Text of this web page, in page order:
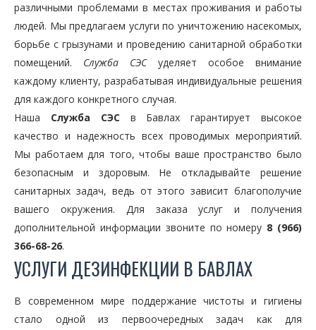
различными проблемами в местах проживания и работы
людей. Мы предлагаем услуги по уничтожению насекомых,
борьбе с грызунами и проведению санитарной обработки
помещений. Служба СЭСуделяет особое внимание
каждому клиенту, разрабатывая индивидуальные решения
для каждого конкретного случая.
Наша Служба СЭСв Бавлах гарантирует высокое
качество и надежность всех проводимых мероприятий.
Мы работаем для того, чтобы ваше пространство было
безопасным и здоровым. Не откладывайте решение
санитарных задач, ведь от этого зависит благополучие
вашего окружения. Для заказа услуг и получения
дополнительной информации звоните по номеру 8 (966)
366-68-26.
УСЛУГИ ДЕЗИНФЕКЦИИ В БАВЛАХ
В современном мире поддержание чистоты и гигиены
стало одной из первоочередных задач как для